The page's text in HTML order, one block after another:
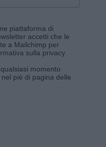
piattaforma di
accetti che le
a Mailchimp per
sulla privacy
momento
piè di pagina delle